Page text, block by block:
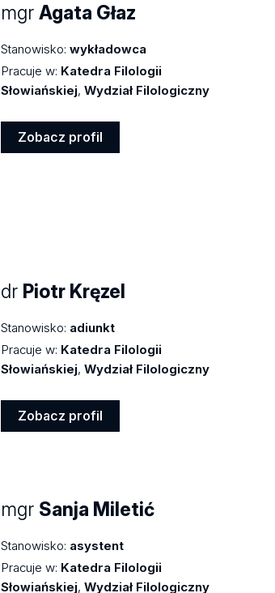
mgr Agata Głaz
Stanowisko: wykładowca
Pracuje w: Katedra Filologii
Słowiańskiej, Wydział Filologiczny
Zobacz profil
dr Piotr Kręzel
Stanowisko: adiunkt
Pracuje w: Katedra Filologii
Słowiańskiej, Wydział Filologiczny
Zobacz profil
mgr Sanja Miletić
Stanowisko: asystent
Pracuje w: Katedra Filologii
Słowiańskiej, Wydział Filologiczny